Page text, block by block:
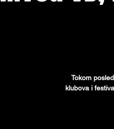
Tokom
klubova i